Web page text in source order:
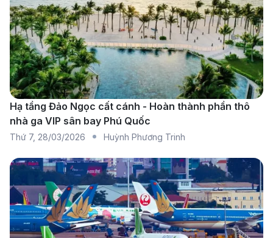
Hãng hàng không Thai Airways khai thác chuyến bay
từ Phuket đi Hà Nội với dịch vụ chu đáo (Nguồn:
Internet)
Có nhiều hãng hàng không khai thác chuyến bay từ
số hãng hàng không phổ biến khai thác chuyến bay
này:
Thai AirAsia:Hãng hàng không giá rẻ phổ biến tại
Thái Lan, khai thác tuyến Phuket đi Hà Nội quá
Hạ tầng Đảo Ngọc cất cánh - Hoàn thành phần thô
nhà ga VIP sân bay Phú Quốc
Thứ 7, 28/03/2026 Huỳnh Phương Trinh